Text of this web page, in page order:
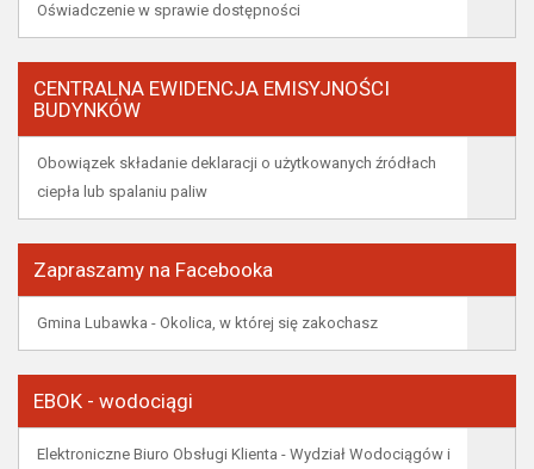
Oświadczenie w sprawie dostępności
CENTRALNA EWIDENCJA EMISYJNOŚCI
BUDYNKÓW
Obowiązek składanie deklaracji o użytkowanych źródłach
ciepła lub spalaniu paliw
Zapraszamy na Facebooka
Gmina Lubawka - Okolica, w której się zakochasz
EBOK - wodociągi
Elektroniczne Biuro Obsługi Klienta - Wydział Wodociągów i